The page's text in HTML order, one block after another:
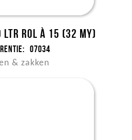
ltr rol à 15 (32 my)
07034
& zakken